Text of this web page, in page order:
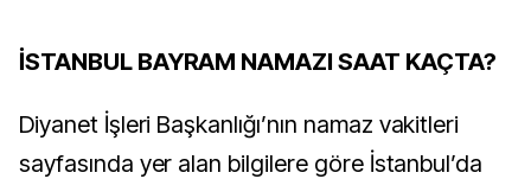
İSTANBUL BAYRAM NAMAZI SAAT KAÇTA?
Diyanet İşleri Başkanlığı’nın namaz vakitleri
sayfasında yer alan bilgilere göre İstanbul’da